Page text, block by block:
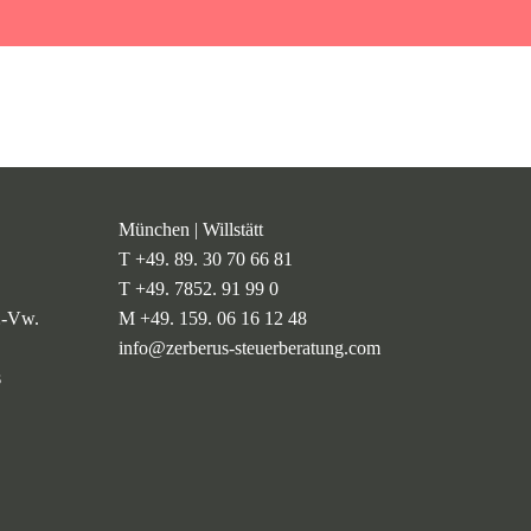
Vw.
München | Willstätt
T +49. 89. 30 70 66 81
T +49. 7852. 91 99 0
M +49. 159. 06 16 12 48
info@zerberus-steuerberatung.com